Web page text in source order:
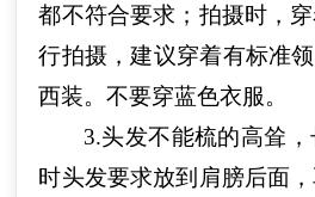
都不符合要求；拍摄时，
行拍摄，建议穿着有标准
西装。不要穿蓝色衣服。
3.头发不能梳的高耸
时头发要求放到肩膀后面